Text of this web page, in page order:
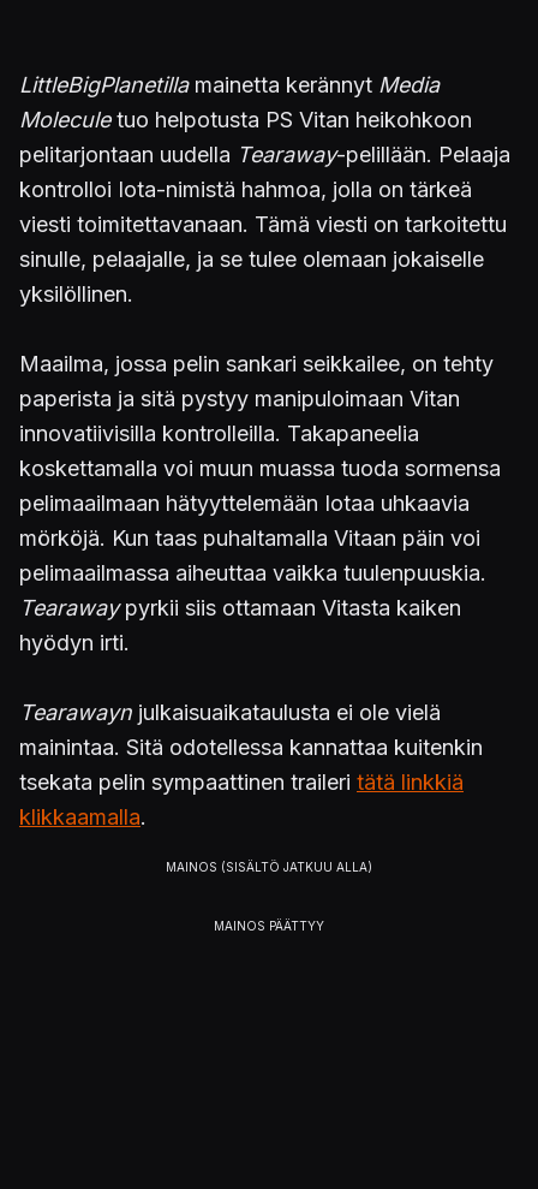
LittleBigPlanetillamainetta kerännyt Media
Moleculetuo helpotusta PS Vitan heikohkoon
pelitarjontaan uudella Tearaway-pelillään. Pelaaja
kontrolloi Iota-nimistä hahmoa, jolla on tärkeä
viesti toimitettavanaan. Tämä viesti on tarkoitettu
sinulle, pelaajalle, ja se tulee olemaan jokaiselle
yksilöllinen.
Maailma, jossa pelin sankari seikkailee, on tehty
paperista ja sitä pystyy manipuloimaan Vitan
innovatiivisilla kontrolleilla. Takapaneelia
koskettamalla voi muun muassa tuoda sormensa
pelimaailmaan hätyyttelemään Iotaa uhkaavia
mörköjä. Kun taas puhaltamalla Vitaan päin voi
pelimaailmassa aiheuttaa vaikka tuulenpuuskia.
Tearawaypyrkii siis ottamaan Vitasta kaiken
hyödyn irti.
Tearawayn julkaisuaikataulusta ei ole vielä
mainintaa. Sitä odotellessa kannattaa kuitenkin
tsekata pelin sympaattinen traileri tätä linkkiä
klikkaamalla.